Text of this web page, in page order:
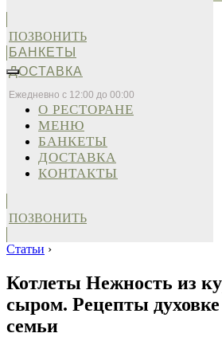
БАНКЕТЫ
ДОСТАВКА
Ежедневно с 12:00 до 00:00
ПОЗВОНИТЬ
О РЕСТОРАНЕ
МЕНЮ
БАНКЕТЫ
ДОСТАВКА
КОНТАКТЫ
ПОЗВОНИТЬ
Статьи ›
Котлеты Нежность из
сыром. Рецепты духовке
семьи